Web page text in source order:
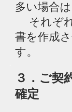
多い場合は
それぞ
書を作成
す。
３．ご契
確定